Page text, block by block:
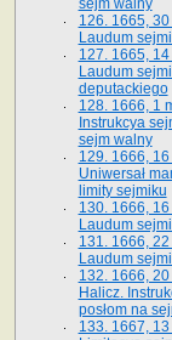
sejm walny
126. 1665,
Laudum
127. 1665,
Laudum
deputackiego
128. 1666, 1
Instrukcya
sejm walny
129. 1666,
Uniwersał
limity sejmiku
130. 1666,
Laudum
131. 1666,
Laudum
132. 1666,
Halicz.
posłom na
133. 1667,